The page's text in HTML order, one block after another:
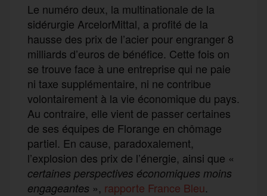
Le numéro deux, la multinationale de la
sidérurgie ArcelorMittal, a profité de la
hausse des prix de l’acier pour engranger 8
milliards d’euros de bénéfice. Cette fois on
se trouve face à une entreprise qui ne paie
ni taxe supplémentaire, ni ne contribue
volontairement à la vie économique du pays.
Au contraire, elle vient de passer certaines
de ses équipes de Florange en chômage
partiel. En cause, paradoxalement,
l’explosion des prix de l’énergie, ainsi que «
certaines perspectives économiques moins
engageantes », rapporte France Bleu.